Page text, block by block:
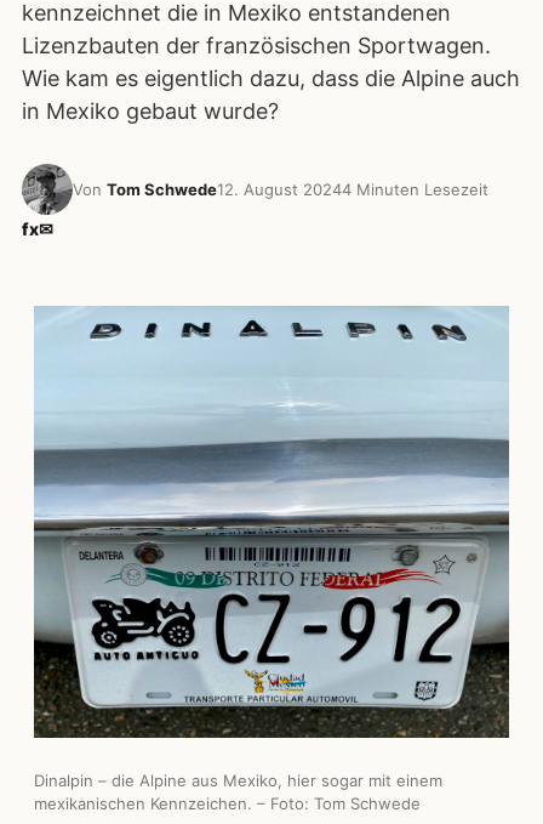
kennzeichnet die in Mexiko entstandenen
Lizenzbauten der französischen Sportwagen.
Wie kam es eigentlich dazu, dass die Alpine auch
in Mexiko gebaut wurde?
Von Tom Schwede12. August 20244 Minuten Lesezeit
fx✉
Dinalpin – die Alpine aus Mexiko, hier sogar mit einem
mexikanischen Kennzeichen. – Foto: Tom Schwede